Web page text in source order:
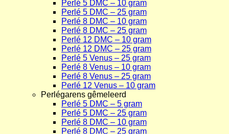
Perlé 5 DMC – 10 gram
Perlé 5 DMC – 25 gram
Perlé 8 DMC – 10 gram
Perlé 8 DMC – 25 gram
Perlé 12 DMC – 10 gram
Perlé 12 DMC – 25 gram
Perlé 5 Venus – 25 gram
Perlé 8 Venus – 10 gram
Perlé 8 Venus – 25 gram
Perlé 12 Venus – 10 gram
Perlégarens gêmeleerd
Perlé 5 DMC – 5 gram
Perlé 5 DMC – 25 gram
Perlé 8 DMC – 10 gram
Perlé 8 DMC – 25 gram